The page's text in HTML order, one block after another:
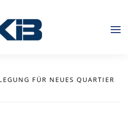
FÜR NEUES QUARTIER